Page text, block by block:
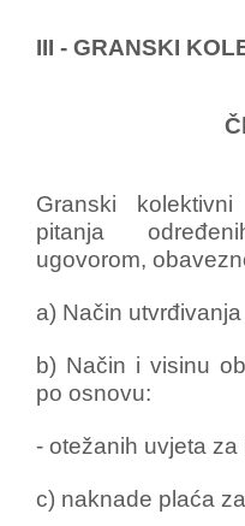
III - GRANSKI
Granski
pitanja
ugovorom,
a) Način
b) Način i visinu
po osnovu:
- otežanih uvjeta za
c) naknade plaća